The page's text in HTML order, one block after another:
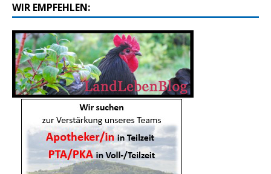
WIR EMPFEHLEN: